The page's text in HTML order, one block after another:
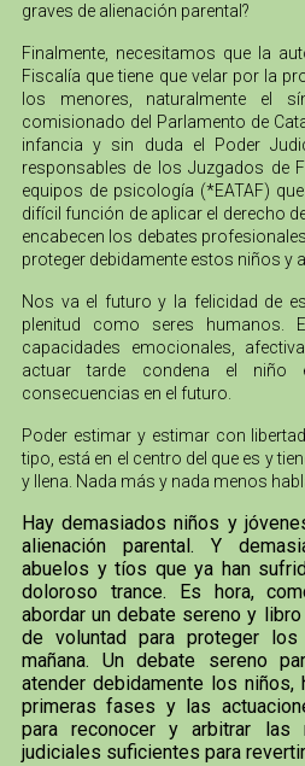
graves de alienación parental?
Finalmente, necesitamos que la
Fiscalía que tiene que velar por la
los menores, naturalmente el
comisionado del Parlamento de
infancia y sin duda el Poder
responsables de los Juzgados de
equipos de psicología (*EATAF)
difícil función de aplicar el derecho
encabecen los debates
proteger debidamente estos niños y
Nos va el futuro y la felicidad de
plenitud como seres humanos.
capacidades emocionales,
actuar tarde condena el niño
consecuencias en el futuro.
Poder estimar y estimar con
tipo, está en el centro del que es y
y llena. Nada más y nada menos
Hay demasiados niños y
alienación parental. Y
abuelos y tíos que ya han
doloroso trance. Es hora,
abordar un debate sereno y
de voluntad para proteger
mañana. Un debate sereno
atender debidamente los niños,
primeras fases y las
para reconocer y arbitrar las
judiciales suficientes para